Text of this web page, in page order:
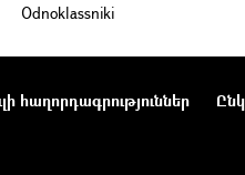
Odnoklassniki
հաղորդագրություններ